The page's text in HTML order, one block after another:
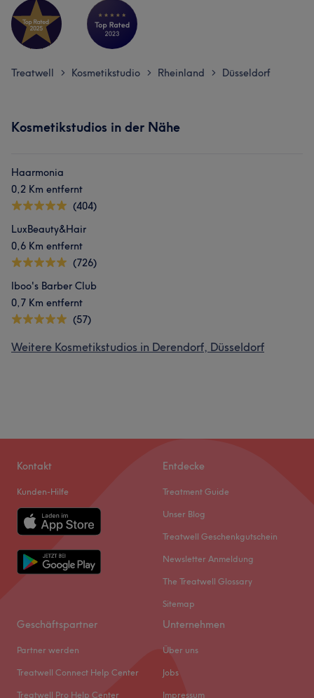
Treatwell > Kosmetikstudio > Rheinland > Düsseldorf
Kosmetikstudios in der Nähe
Haarmonia
0,2 Km entfernt
(404)
LuxBeauty&Hair
0,6 Km entfernt
(726)
Iboo's Barber Club
0,7 Km entfernt
(57)
Weitere Kosmetikstudios in Derendorf, Düsseldorf
Kontakt
Kunden-Hilfe
Entdecke
Treatment Guide
Unser Blog
Treatwell Geschenkgutschein
Newsletter Anmeldung
The Treatwell Glossary
Sitemap
Geschäftspartner
Partner werden
Treatwell Connect Help Center
Treatwell Pro Help Center
Unternehmen
Über uns
Jobs
Impressum